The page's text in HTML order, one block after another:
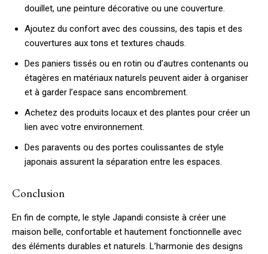
douillet, une peinture décorative ou une couverture.
Ajoutez du confort avec des coussins, des tapis et des
couvertures aux tons et textures chauds.
Des paniers tissés ou en rotin ou d’autres contenants ou
étagères en matériaux naturels peuvent aider à organiser
et à garder l’espace sans encombrement.
Achetez des produits locaux et des plantes pour créer un
lien avec votre environnement.
Des paravents ou des portes coulissantes de style
japonais assurent la séparation entre les espaces.
Conclusion
En fin de compte, le style Japandi consiste à créer une
maison belle, confortable et hautement fonctionnelle avec
des éléments durables et naturels. L’harmonie des designs